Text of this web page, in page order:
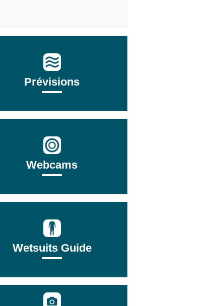
Prévisions
Webcams
Wetsuits Guide